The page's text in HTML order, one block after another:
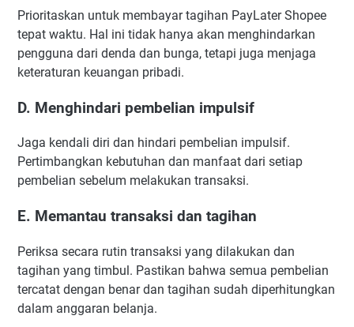
Prioritaskan untuk membayar tagihan PayLater Shopee
tepat waktu. Hal ini tidak hanya akan menghindarkan
pengguna dari denda dan bunga, tetapi juga menjaga
keteraturan keuangan pribadi.
D. Menghindari pembelian impulsif
Jaga kendali diri dan hindari pembelian impulsif.
Pertimbangkan kebutuhan dan manfaat dari setiap
pembelian sebelum melakukan transaksi.
E. Memantau transaksi dan tagihan
Periksa secara rutin transaksi yang dilakukan dan
tagihan yang timbul. Pastikan bahwa semua pembelian
tercatat dengan benar dan tagihan sudah diperhitungkan
dalam anggaran belanja.